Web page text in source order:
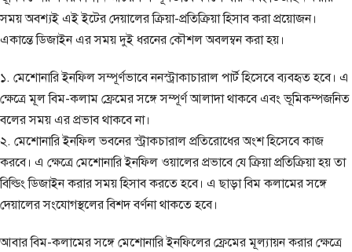
সময় অবশ্যই এই ইটের দেয়ালের ক্রিয়া-প্রতিক্রিয়া হিসাব করা প্রয়োজন।
একান্তে ডিজাইন এর সময় দুই ধরনের কৌশল অবলম্বন করা হয়।
১. মেশোনারি ইনফিল সম্পূর্ণভাবে ননস্ট্রাকাচারাল পার্ট হিসেবে ব্যবহৃত হবে। এ
ক্ষেত্রে মূল বিম-কলাম ফ্রেমের সঙ্গে সম্পূর্ণ আলাদা থাকবে এবং ভূমিকম্পজনিত
বলের সময় এর প্রভাব থাকবে না।
২. মেশোনারি ইনফিল ভবনের স্ট্রাকচারাল প্রতিরোধের অংশ হিসেবে কাজ
করবে। এ ক্ষেত্রে মেশোনারি ইনফিল ওয়ালের প্রভাবে যে ক্রিয়া প্রতিক্রিয়া হয় তা
বিল্ডিং ডিজাইন করার সময় হিসাব করতে হবে। এ ছাড়া বিম কলামের সঙ্গে
দেয়ালের সংযোগস্থলের বিশদ বর্ণনা থাকতে হবে।
আবার বিম-কলামের সঙ্গে মেশোনারি ইনফিলের ফ্রেমের মূল্যায়ন করার ক্ষেত্রে